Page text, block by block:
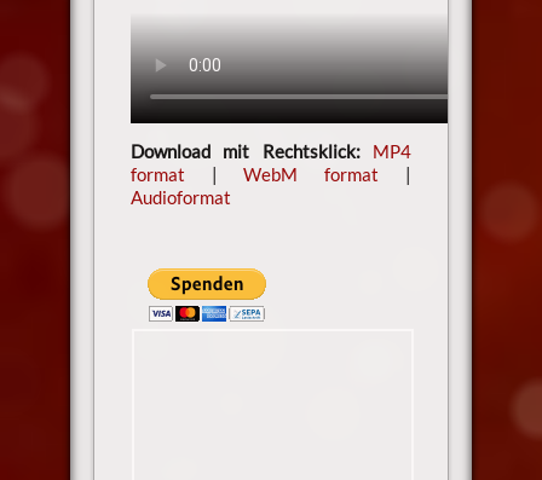
Download mit Rechtsklick:
MP4
format |WebM format |
Audioformat